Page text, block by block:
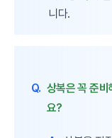
니다.
Q. 상복은 꼭 준
요?